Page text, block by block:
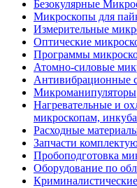
Безокулярные
Микроскопы для
Измерительные
Оптические
Программы
Атомно-силовые
Антивибрационные
Микроманипуляторы
Нагревательные и
микроскопам,
Расходные
Запчасти
Пробоподготовка
Оборудование по